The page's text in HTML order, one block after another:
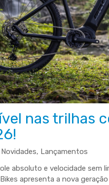
nas trilhas
Novidades, Lançamentos
absoluto e velocidade sem
apresenta a nova